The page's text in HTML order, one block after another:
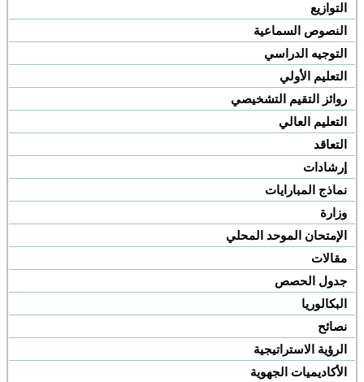
التوازيع
النصوص السماعية
التوجيه الدراسي
التعليم الأولي
روائز التقيم التشخيصي
التعليم العالي
التعاقد
إرشادات
نماذج المبارايات
وزارة
الإمتحان الموحد المحلي
مقالات
جدول الحصص
البكالوريا
نصائح
الرؤية الاستراتيجية
الأكاديميات الجهوية